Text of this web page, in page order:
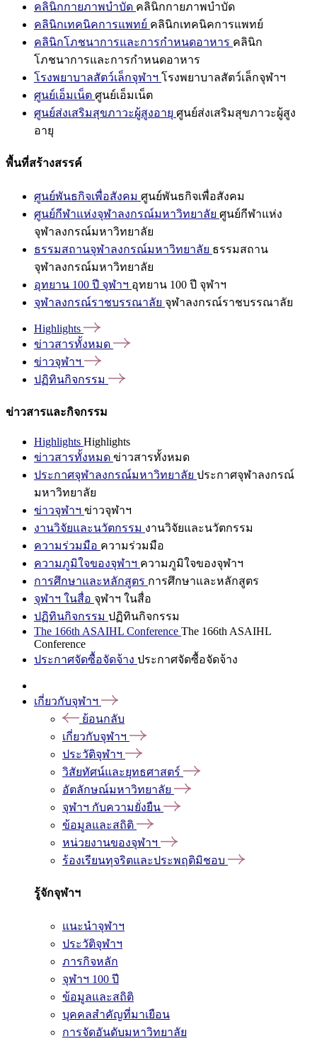
คลินิกกายภาพบำบัด คลินิกกายภาพบำบัด
คลินิกเทคนิคการแพทย์ คลินิกเทคนิคการแพทย์
คลินิกโภชนาการและการกำหนดอาหาร คลินิก
โภชนาการและการกำหนดอาหาร
โรงพยาบาลสัตว์เล็กจุฬาฯ โรงพยาบาลสัตว์เล็กจุฬาฯ
ศูนย์เอ็มเน็ต ศูนย์เอ็มเน็ต
ศูนย์ส่งเสริมสุขภาวะผู้สูงอายุ ศูนย์ส่งเสริมสุขภาวะผู้สูง
อายุ
พื้นที่สร้างสรรค์
ศูนย์พันธกิจเพื่อสังคม ศูนย์พันธกิจเพื่อสังคม
ศูนย์กีฬาแห่งจุฬาลงกรณ์มหาวิทยาลัย ศูนย์กีฬาแห่ง
จุฬาลงกรณ์มหาวิทยาลัย
ธรรมสถานจุฬาลงกรณ์มหาวิทยาลัย ธรรมสถาน
จุฬาลงกรณ์มหาวิทยาลัย
อุทยาน 100 ปี จุฬาฯ อุทยาน 100 ปี จุฬาฯ
จุฬาลงกรณ์ราชบรรณาลัย จุฬาลงกรณ์ราชบรรณาลัย
Highlights
ข่าวสารทั้งหมด
ข่าวจุฬาฯ
ปฏิทินกิจกรรม
ข่าวสารและกิจกรรม
Highlights Highlights
ข่าวสารทั้งหมด ข่าวสารทั้งหมด
ประกาศจุฬาลงกรณ์มหาวิทยาลัย ประกาศจุฬาลงกรณ์
มหาวิทยาลัย
ข่าวจุฬาฯ ข่าวจุฬาฯ
งานวิจัยและนวัตกรรม งานวิจัยและนวัตกรรม
ความร่วมมือ ความร่วมมือ
ความภูมิใจของจุฬาฯ ความภูมิใจของจุฬาฯ
การศึกษาและหลักสูตร การศึกษาและหลักสูตร
จุฬาฯ ในสื่อ จุฬาฯ ในสื่อ
ปฏิทินกิจกรรม ปฏิทินกิจกรรม
The 166th ASAIHL Conference The 166th ASAIHL
Conference
ประกาศจัดซื้อจัดจ้าง ประกาศจัดซื้อจัดจ้าง
เกี่ยวกับจุฬาฯ
ย้อนกลับ
เกี่ยวกับจุฬาฯ
ประวัติจุฬาฯ
วิสัยทัศน์และยุทธศาสตร์
อัตลักษณ์มหาวิทยาลัย
จุฬาฯ กับความยั่งยืน
ข้อมูลและสถิติ
หน่วยงานของจุฬาฯ
ร้องเรียนทุจริตและประพฤติมิชอบ
รู้จักจุฬาฯ
แนะนำจุฬาฯ
ประวัติจุฬาฯ
ภารกิจหลัก
จุฬาฯ 100 ปี
ข้อมูลและสถิติ
บุคคลสำคัญที่มาเยือน
การจัดอันดับมหาวิทยาลัย